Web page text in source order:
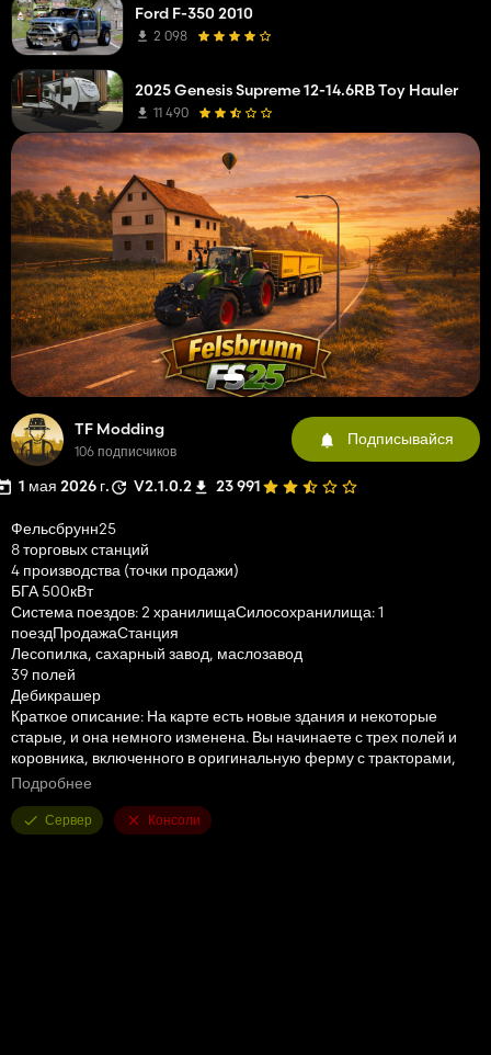
TF Modding
106 подписчиков
Подписывайся
1 мая 2026 г. V2.1.0.2 23 991
Фельсбрунн25
8 торговых станций
4 производства (точки продажи)
БГА 500кВт
Система поездов: 2 хранилищаСилосохранилища: 1
поездПродажаСтанция
Лесопилка, сахарный завод, маслозавод
39 полей
Дебикрашер
Краткое описание: На карте есть новые здания и некоторые
старые, и она немного изменена. Вы начинаете с трех полей и
коровника, включенного в оригинальную ферму с тракторами,
молотилками и т. д. Надеюсь, вам понравится, вы весело
OmaTana за отличные здания :-)
Подробнее
Сервер Консоли
Ford F-350 2010
2 098
2025 Genesis Supreme 12-14.6RB Toy Hauler
11 490